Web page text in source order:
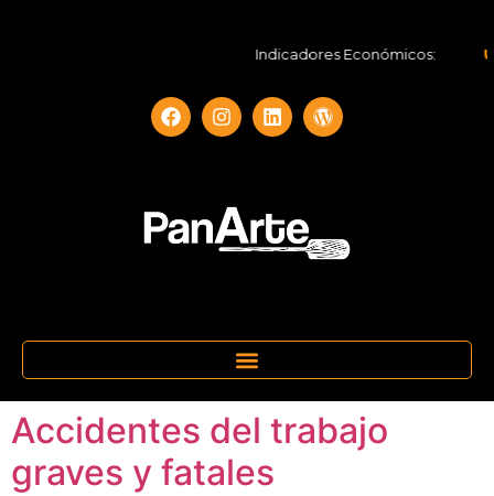
Indicadores Económicos:
Accidentes del trabajo
graves y fatales